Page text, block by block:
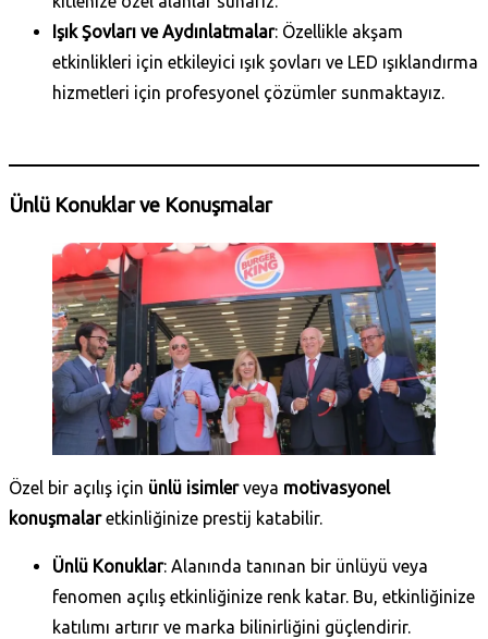
Işık Şovları ve Aydınlatmalar: Özellikle akşam
etkinlikleri için etkileyici ışık şovları ve LED ışıklandırma
hizmetleri için profesyonel çözümler sunmaktayız.
Ünlü Konuklar ve Konuşmalar
Özel bir açılış için ünlü isimlerveya motivasyonel
konuşmalaretkinliğinize prestij katabilir.
Ünlü Konuklar: Alanında tanınan bir ünlüyü veya
fenomen açılış etkinliğinize renk katar. Bu, etkinliğinize
katılımı artırır ve marka bilinirliğini güçlendirir.